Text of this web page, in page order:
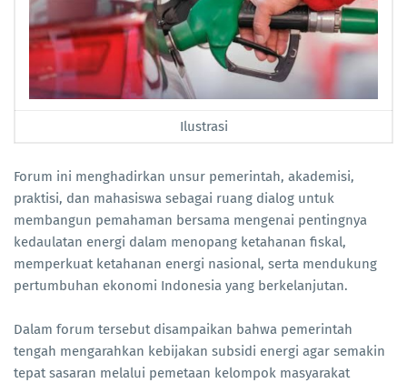
Ilustrasi
Forum ini menghadirkan unsur pemerintah, akademisi,
praktisi, dan mahasiswa sebagai ruang dialog untuk
membangun pemahaman bersama mengenai pentingnya
kedaulatan energi dalam menopang ketahanan fiskal,
memperkuat ketahanan energi nasional, serta mendukung
pertumbuhan ekonomi Indonesia yang berkelanjutan.
Dalam forum tersebut disampaikan bahwa pemerintah
tengah mengarahkan kebijakan subsidi energi agar semakin
tepat sasaran melalui pemetaan kelompok masyarakat